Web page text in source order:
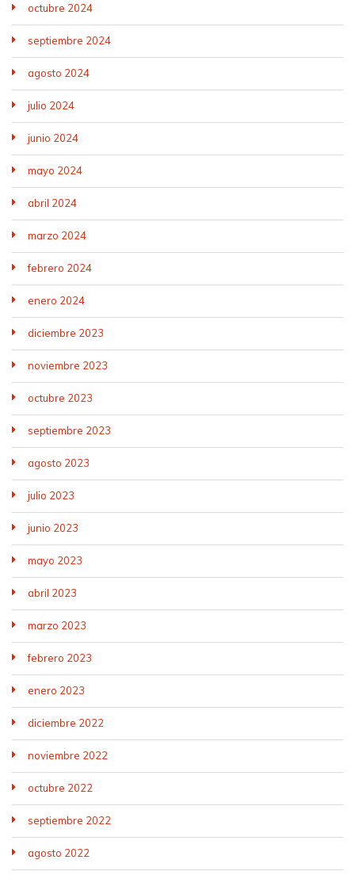
octubre 2024
septiembre 2024
agosto 2024
julio 2024
junio 2024
mayo 2024
abril 2024
marzo 2024
febrero 2024
enero 2024
diciembre 2023
noviembre 2023
octubre 2023
septiembre 2023
agosto 2023
julio 2023
junio 2023
mayo 2023
abril 2023
marzo 2023
febrero 2023
enero 2023
diciembre 2022
noviembre 2022
octubre 2022
septiembre 2022
agosto 2022